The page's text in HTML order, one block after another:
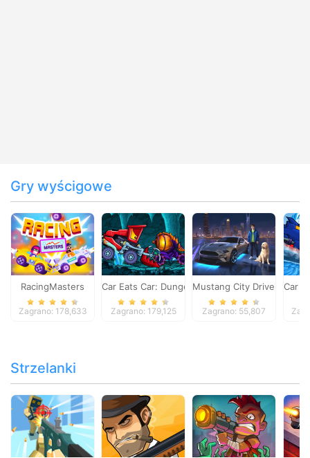
Gry wyścigowe
RacingMasters
Zagrano: 178,633
Car Eats Car: Dungeon Adventure
Zagrano: 179,125
Mustang City Driver
Zagrano: 55,807
Car
Strzelanki